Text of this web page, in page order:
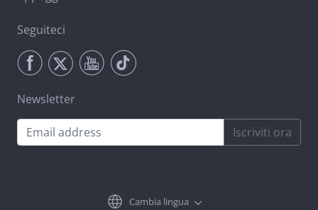
Seguiteci
Newsletter
Iscriviti ora
Cambia lingua